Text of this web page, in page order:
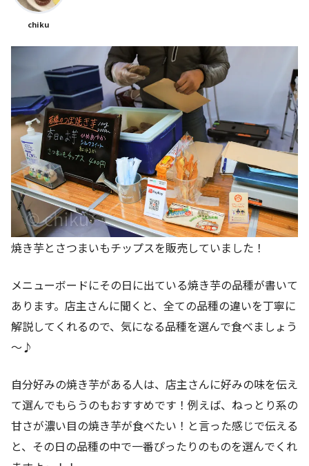
chiku
焼き芋とさつまいもチップスを販売していました！
メニューボードにその日に出ている焼き芋の品種が書いて
あります。店主さんに聞くと、全ての品種の違いを丁寧に
解説してくれるので、気になる品種を選んで食べましょう
～♪
自分好みの焼き芋がある人は、店主さんに好みの味を伝え
て選んでもらうのもおすすめです！例えば、ねっとり系の
甘さが濃い目の焼き芋が食べたい！と言った感じで伝える
と、その日の品種の中で一番ぴったりのものを選んでくれ